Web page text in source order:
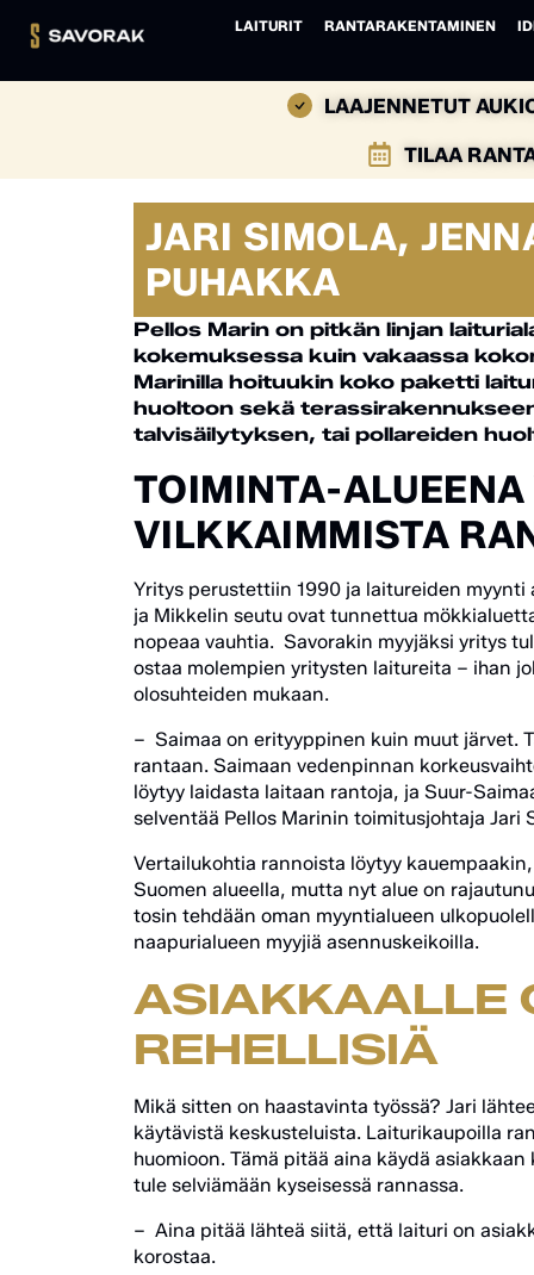
LAITURIT RANTARAKENTAMINEN
LAAJENNETUT
TILAA
JARI SIMOLA,
PUHAKKA
Pellos Marin on pitkän linjan
kokemuksessa kuin vakaassa
Marinilla hoituukin koko paketti
huoltoon sekä
talvisäilytyksen, tai pollareiden
TOIMINTA-
VILKKAIMMISTA
Yritys perustettiin 1990 ja laitureiden myynti
ja Mikkelin seutu ovat tunnettua
nopeaa vauhtia. Savorakin myyjäksi yritys
ostaa molempien yritysten laitureita – ihan
olosuhteiden mukaan.
– Saimaa on erityyppinen kuin muut järvet.
rantaan. Saimaan vedenpinnan
löytyy laidasta laitaan rantoja, ja Suur-
selventää Pellos Marinin toimitusjohtaja Jari
Vertailukohtia rannoista löytyy
Suomen alueella, mutta nyt alue on
tosin tehdään oman myyntialueen
naapurialueen myyjiä asennuskeikoilla.
ASIAKKAALLE
REHELLISIÄ
Mikä sitten on haastavinta työssä? Jari
käytävistä keskusteluista. Laiturikaupoilla
huomioon. Tämä pitää aina käydä
tule selviämään kyseisessä rannassa.
– Aina pitää lähteä siitä, että laituri on
korostaa.